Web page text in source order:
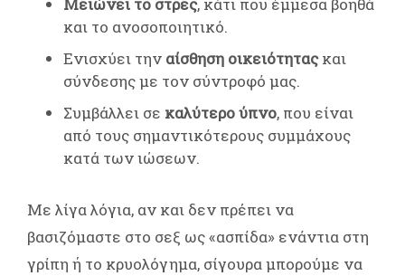
Μειώνει το στρες, κάτι που έμμεσα βοηθά
και το ανοσοποιητικό.
Ενισχύει την αίσθηση οικειότηταςκαι
σύνδεσης με τον σύντροφό μας.
Συμβάλλει σε καλύτερο ύπνο, που είναι
από τους σημαντικότερους συμμάχους
κατά των ιώσεων.
Με λίγα λόγια, αν και δεν πρέπει να
βασιζόμαστε στο σεξ ως «ασπίδα» ενάντια στη
γρίπη ή το κρυολόγημα, σίγουρα μπορούμε να